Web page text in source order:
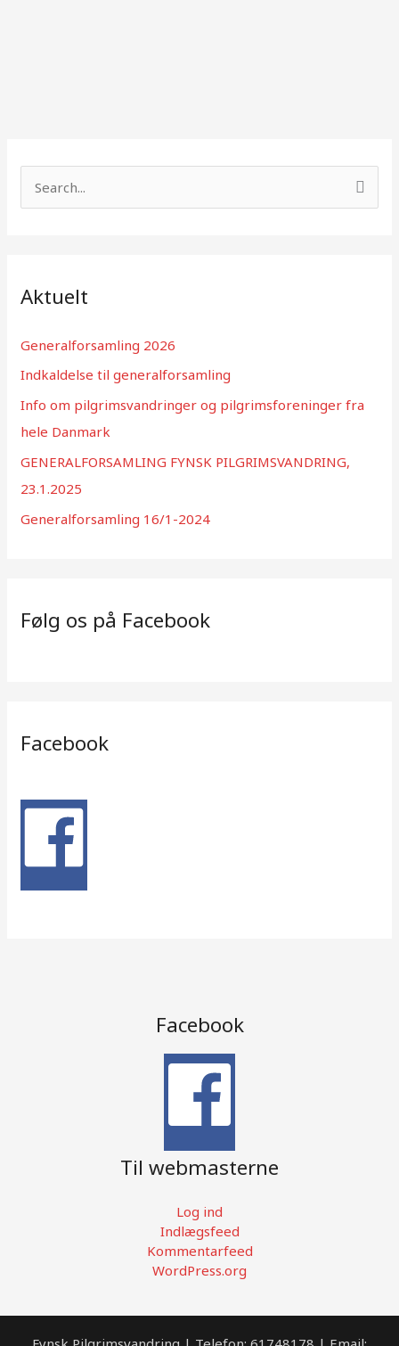
ø
e
Aktuelt
Generalforsamling 2026
Indkaldelse til generalforsamling
Info om pilgrimsvandringer og pilgrimsforeninger fra
hele Danmark
GENERALFORSAMLING FYNSK PILGRIMSVANDRING,
23.1.2025
Generalforsamling 16/1-2024
Følg os på Facebook
Facebook
Facebook
Til webmasterne
Log ind
Indlægsfeed
Kommentarfeed
WordPress.org